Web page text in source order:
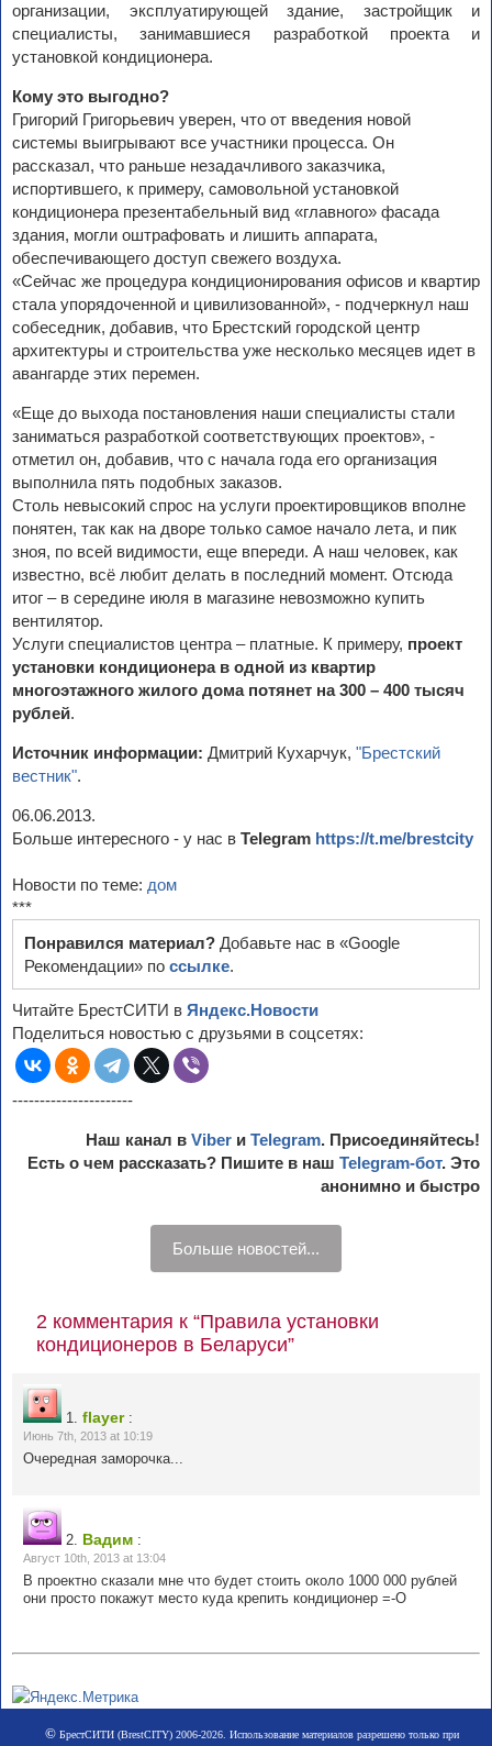
организации, эксплуатирующей здание, застройщик и
специалисты, занимавшиеся разработкой проекта и
установкой кондиционера.
Кому это выгодно?
Григорий Григорьевич уверен, что от введения новой
системы выигрывают все участники процесса. Он
рассказал, что раньше незадачливого заказчика,
испортившего, к примеру, самовольной установкой
кондиционера презентабельный вид «главного» фасада
здания, могли оштрафовать и лишить аппарата,
обеспечивающего доступ свежего воздуха.
«Сейчас же процедура кондиционирования офисов и квартир
стала упорядоченной и цивилизованной», - подчеркнул наш
собеседник, добавив, что Брестский городской центр
архитектуры и строительства уже несколько месяцев идет в
авангарде этих перемен.
«Еще до выхода постановления наши специалисты стали
заниматься разработкой соответствующих проектов», -
отметил он, добавив, что с начала года его организация
выполнила пять подобных заказов.
Столь невысокий спрос на услуги проектировщиков вполне
понятен, так как на дворе только самое начало лета, и пик
зноя, по всей видимости, еще впереди. А наш человек, как
известно, всё любит делать в последний момент. Отсюда
итог – в середине июля в магазине невозможно купить
вентилятор.
Услуги специалистов центра – платные. К примеру, проект
установки кондиционера в одной из квартир
многоэтажного жилого дома потянет на 300 – 400 тысяч
рублей.
Источник информации: Дмитрий Кухарчук, "Брестский
вестник".
06.06.2013.
Больше интересного - у нас в Telegram https://t.me/brestcity
Новости по теме: дом
***
Понравился материал? Добавьте нас в «Google
Рекомендации» по ссылке.
Читайте БрестСИТИ в Яндекс.Новости
Поделиться новостью с друзьями в соцсетях:
----------------------
Наш канал в Viber и Telegram. Присоединяйтесь!
Есть о чем рассказать? Пишите в наш Telegram-бот. Это
анонимно и быстро
Больше новостей...
2 комментария к “Правила установки
кондиционеров в Беларуси”
1. flayer:
Июнь 7th, 2013 at 10:19
Очередная заморочка...
2. Вадим :
Август 10th, 2013 at 13:04
В проектно сказали мне что будет стоить около 1000 000 рублей
они просто покажут место куда крепить кондиционер =-O
©БрестСИТИ (BrestCITY) 2006-2026. Использование материалов разрешено только при